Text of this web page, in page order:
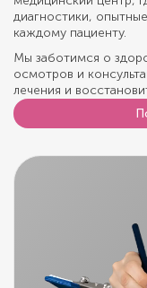
диагностики,
каждому пациенту.
Мы заботимся о
осмотров и
лечения и